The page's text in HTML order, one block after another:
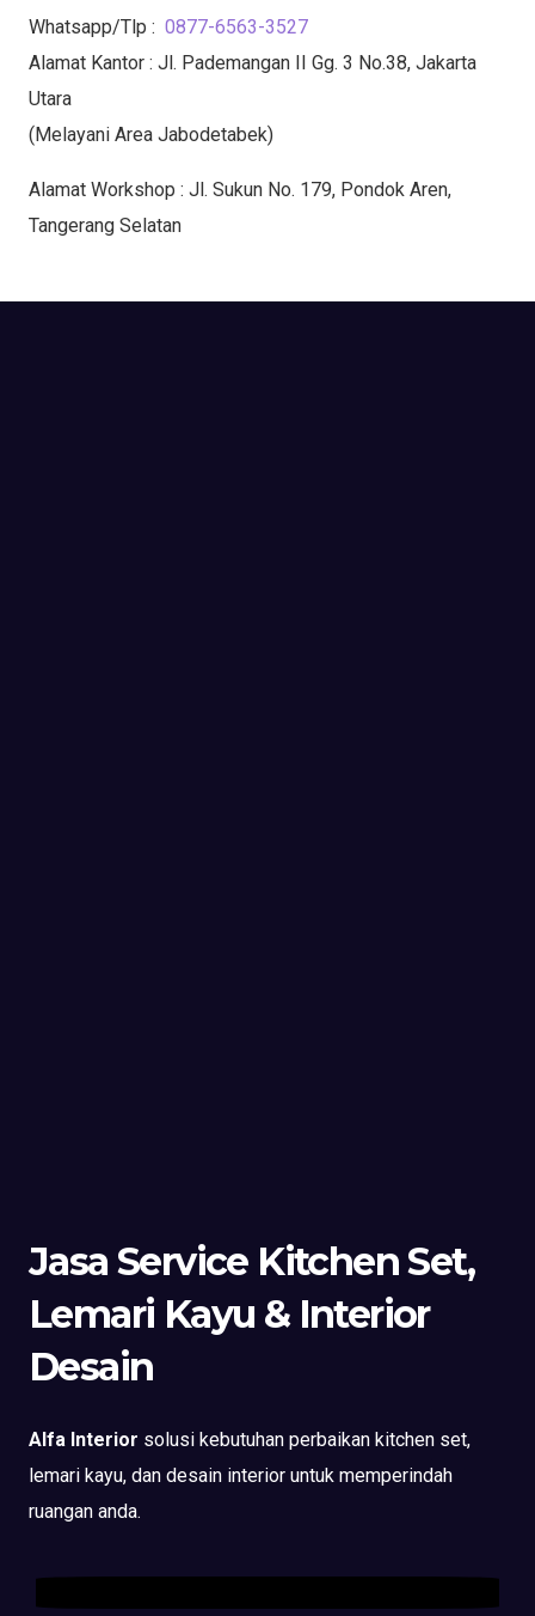
Whatsapp/Tlp : 0877-6563-3527
Alamat Kantor : Jl. Pademangan II Gg. 3 No.38, Jakarta
Utara
(Melayani Area Jabodetabek)
Alamat Workshop : Jl. Sukun No. 179, Pondok Aren,
Tangerang Selatan
Jasa Service Kitchen Set,
Lemari Kayu & Interior
Desain
Alfa Interior solusi kebutuhan perbaikan kitchen set,
lemari kayu, dan desain interior untuk memperindah
ruangan anda.